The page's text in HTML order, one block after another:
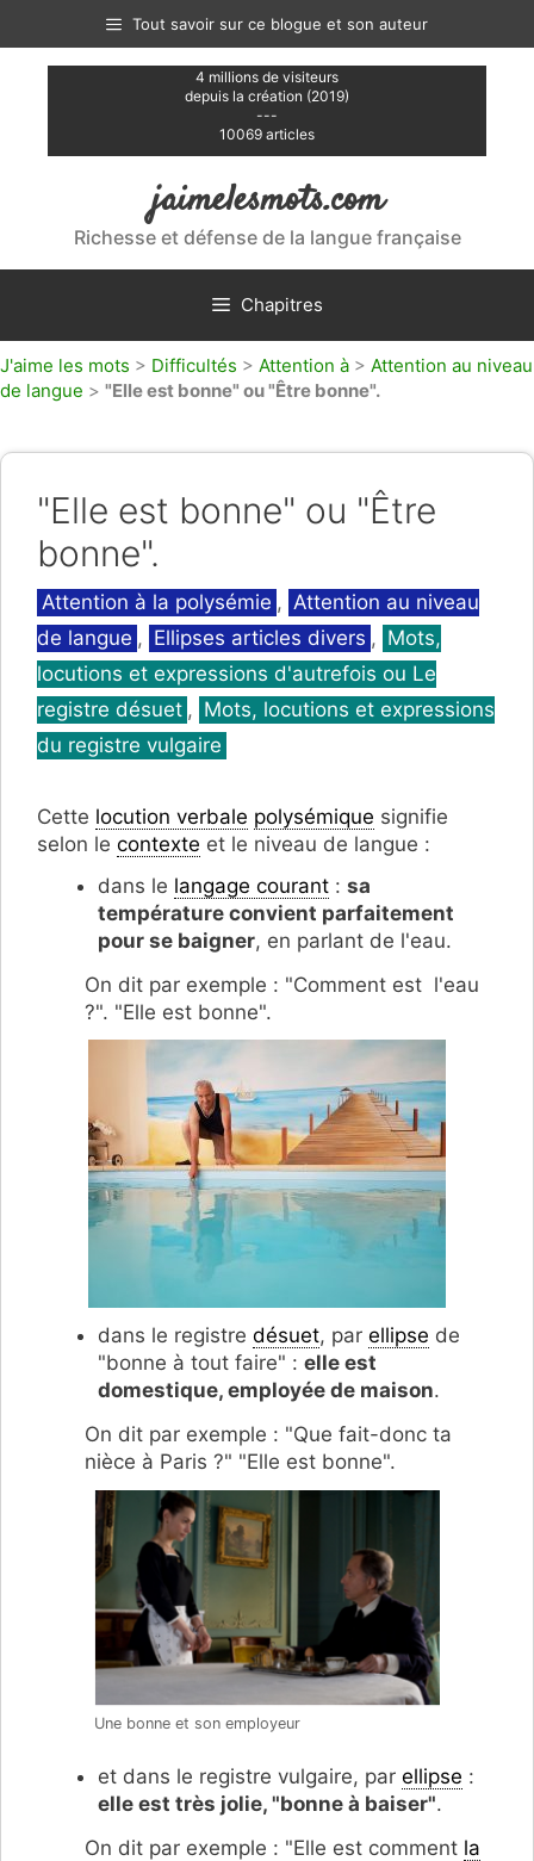
contenu
Tout savoir sur ce blogue et son auteur
4 millions de visiteurs
depuis la création (2019)
---
10069 articles
jaimelesmots.com
Richesse et défense de la langue française
Chapitres
J'aime les mots > Difficultés > Attention à > Attention au niveau
de langue > "Elle est bonne" ou "Être bonne".
"Elle est bonne" ou "Être
bonne".
Catégories
Attention à la polysémie , Attention au niveau
de langue , Ellipses articles divers , Mots,
locutions et expressions d'autrefois ou Le
registre désuet , Mots, locutions et expressions
du registre vulgaire
Cette locution verbale polysémique signifie
selon le contexte et le niveau de langue :
dans le langage courant : sa
température convient parfaitement
pour se baigner, en parlant de l'eau.
On dit par exemple : "Comment est l'eau
?". "Elle est bonne".
dans le registre désuet, par ellipse de
"bonne à tout faire" : elle est
domestique, employée de maison.
On dit par exemple : "Que fait-donc ta
nièce à Paris ?" "Elle est bonne".
Une bonne et son employeur
et dans le registre vulgaire, par ellipse :
elle est très jolie, "bonne à baiser".
On dit par exemple : "Elle est comment la